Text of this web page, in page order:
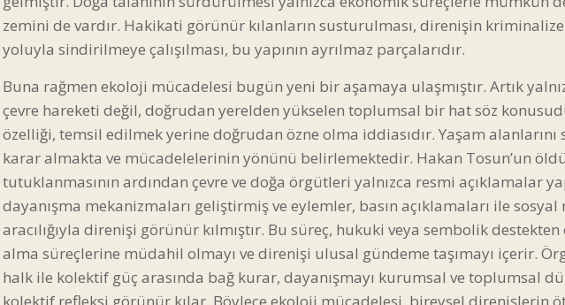
zemini de vardır. Hakikati görünür kılanların susturulması, direnişin
yoluyla sindirilmeye çalışılması, bu yapının ayrılmaz parçalarıdır.
Buna rağmen ekoloji mücadelesi bugün yeni bir aşamaya ulaşmıştır. Artık
çevre hareketi değil, doğrudan yerelden yükselen toplumsal bir hat söz
özelliği, temsil edilmek yerine doğrudan özne olma iddiasıdır. Yaşam
karar almakta ve mücadelelerinin yönünü belirlemektedir. Hakan Tosun’un
tutuklanmasının ardından çevre ve doğa örgütleri yalnızca resmi açıklamalar
dayanışma mekanizmaları geliştirmiş ve eylemler, basın açıklamaları ile
aracılığıyla direnişi görünür kılmıştır. Bu süreç, hukuki veya sembolik
alma süreçlerine müdahil olmayı ve direnişi ulusal gündeme taşımayı içerir.
halk ile kolektif güç arasında bağ kurar, dayanışmayı kurumsal ve toplumsal
kolektif refleksi görünür kılar. Böylece ekoloji mücadelesi, bireysel direnişlerin